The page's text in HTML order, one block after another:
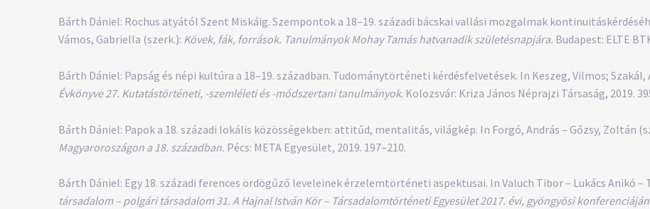
Bárth Dániel: Rochus atyától Szent Miskáig. Szempontok a 18–19. századi bácskai vallási mozgalmak
Vámos, Gabriella (szerk.): Kövek, fák, források. Tanulmányok Mohay Tamás hatvanadik születésnapjára. Budapest: ELTE
Bárth Dániel: Papság és népi kultúra a 18–19. században. Tudománytörténeti kérdésfelvetések. In Keszeg, Vilmos; Szakál,
Évkönyve 27. Kutatástörténeti, -szemléleti és -módszertani tanulmányok. Kolozsvár: Kriza János Néprajzi Társaság, 2019.
Bárth Dániel: Papok a 18. századi lokális közösségekben: attitűd, mentalitás, világkép. In Forgó, András – Gőzsy, Zoltán
Magyaroroszágon a 18. században. Pécs: META Egyesület, 2019. 197–210.
Bárth Dániel: Egy 18. századi ferences ördögűző leveleinek érzelemtörténeti aspektusai. In Valuch Tibor – Lukács Anikó –
társadalom – polgári társadalom 31. A Hajnal István Kör – Társadalomtörténeti Egyesület 2017. évi, gyöngyösi